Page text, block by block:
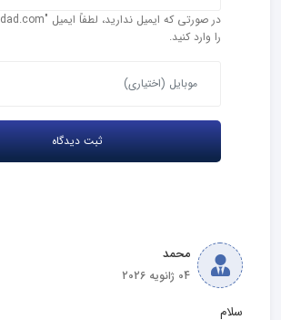
را وارد کنید.
محمد
04 ژانویه 2026